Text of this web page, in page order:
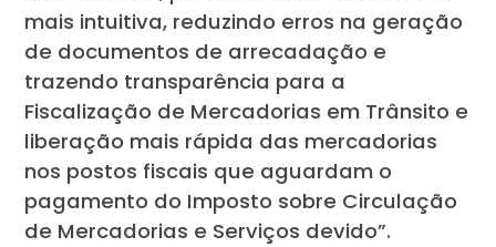
mais intuitiva, reduzindo erros na geração
de documentos de arrecadação e
trazendo transparência para a
Fiscalização de Mercadorias em Trânsito e
liberação mais rápida das mercadorias
nos postos fiscais que aguardam o
pagamento do Imposto sobre Circulação
de Mercadorias e Serviços devido”.